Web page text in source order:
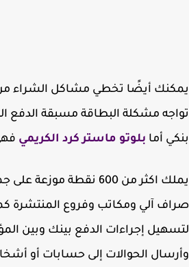
أيضًا تخطي مشاكل الشراء من
مشكلة البطاقة مسبقة الدفع
أمابلوتو ماستر كرد الكريميفهي
يملك اكثر من 600 نقطة
آلي ومكاتب وفروع المنتشرة
إجراءات الدفع بينك وبين
الحوالات إلى حسابات أو